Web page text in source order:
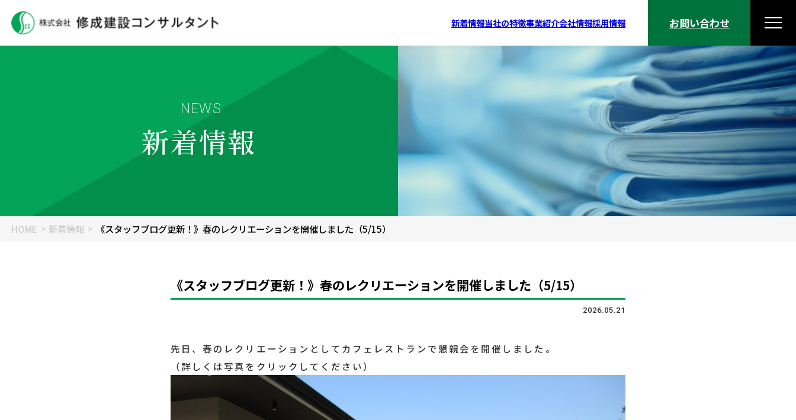
新着情報当社の特徴事業紹介会社情報採用情報 お問い合わせ
NEWS
新着情報
HOME 新着情報 《スタッフブログ更新！》春のレクリエーションを開催しました（5/15）
《スタッフブログ更新！》春のレクリエーションを開催しました（5/15）
2026.05.21
先日、春のレクリエーションとしてカフェレストランで懇親会を開催しました。
（詳しくは写真をクリックしてください）